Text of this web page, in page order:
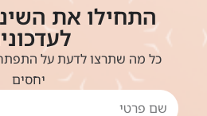
התחילו את
כל מה שתרצו לדעת על
יחסים